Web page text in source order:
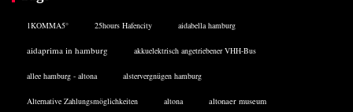
1KOMMA5° 25hours Hafencity aidabella hamburg
aidaprima in hamburg akkuelektrisch angetriebener VHH-Bus
allee hamburg - altona alstervergnügen hamburg
Alternative Zahlungsmöglichkeiten altona altonaer museum